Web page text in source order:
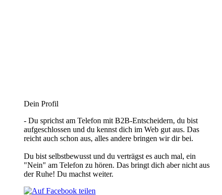
Dein Profil
- Du sprichst am Telefon mit B2B-Entscheidern, du bist
aufgeschlossen und du kennst dich im Web gut aus. Das
reicht auch schon aus, alles andere bringen wir dir bei.
Du bist selbstbewusst und du verträgst es auch mal, ein
"Nein" am Telefon zu hören. Das bringt dich aber nicht aus
der Ruhe! Du machst weiter.